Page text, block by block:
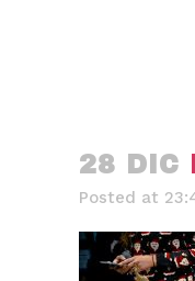
28 DIC
Posted at